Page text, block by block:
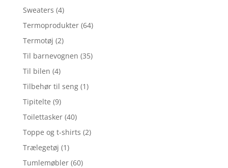
Sweaters (4)
Termoprodukter (64)
Termotøj (2)
Til barnevognen (35)
Til bilen (4)
Tilbehør til seng (1)
Tipitelte (9)
Toilettasker (40)
Toppe og t-shirts (2)
Trælegetøj (1)
Tumlemøbler (60)